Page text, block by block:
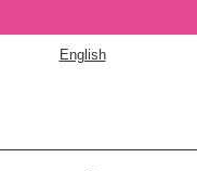
English